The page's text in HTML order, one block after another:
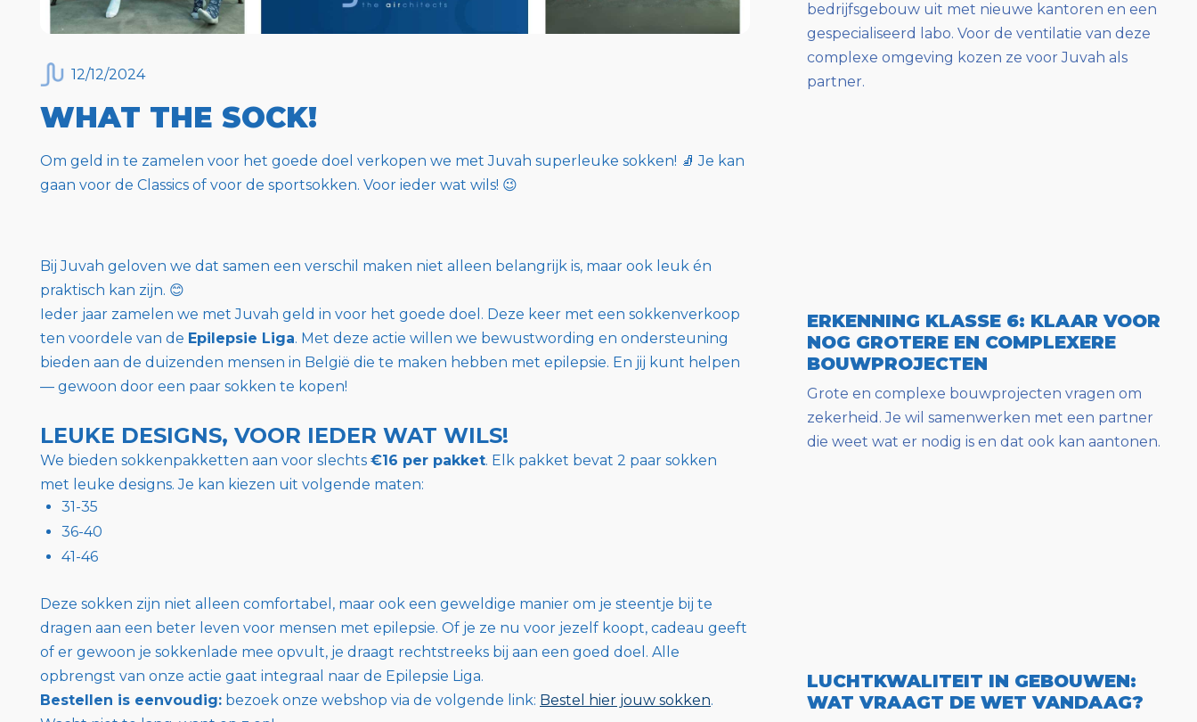
12/12/2024
WHAT THE SOCK!
Om geld in te zamelen voor het goede doel verkopen we met Juvah superleuke sokken! 🧦 Je kan
gaan voor de Classics of voor de sportsokken. Voor ieder wat wils! 😉
Bij Juvah geloven we dat samen een verschil maken niet alleen belangrijk is, maar ook leuk én
praktisch kan zijn. 😊
Ieder jaar zamelen we met Juvah geld in voor het goede doel. Deze keer met een sokkenverkoop
ten voordele van de Epilepsie Liga. Met deze actie willen we bewustwording en ondersteuning
bieden aan de duizenden mensen in België die te maken hebben met epilepsie. En jij kunt helpen
— gewoon door een paar sokken te kopen!
LEUKE DESIGNS, VOOR IEDER WAT WILS!
We bieden sokkenpakketten aan voor slechts €16 per pakket. Elk pakket bevat 2 paar sokken
met leuke designs. Je kan kiezen uit volgende maten:
31-35
36-40
41-46
Deze sokken zijn niet alleen comfortabel, maar ook een geweldige manier om je steentje bij te
dragen aan een beter leven voor mensen met epilepsie. Of je ze nu voor jezelf koopt, cadeau geeft
of er gewoon je sokkenlade mee opvult, je draagt rechtstreeks bij aan een goed doel. Alle
opbrengst van onze actie gaat integraal naar de Epilepsie Liga.
Bestellen is eenvoudig: bezoek onze webshop via de volgende link: Bestel hier jouw sokken.
bedrijfsgebouw uit met nieuwe kantoren en een
gespecialiseerd labo. Voor de ventilatie van deze
complexe omgeving kozen ze voor Juvah als
partner.
ERKENNING KLASSE 6: KLAAR VOOR
NOG GROTERE EN COMPLEXERE
BOUWPROJECTEN
Grote en complexe bouwprojecten vragen om
zekerheid. Je wil samenwerken met een partner
die weet wat er nodig is en dat ook kan aantonen.
LUCHTKWALITEIT IN GEBOUWEN:
WAT VRAAGT DE WET VANDAAG?